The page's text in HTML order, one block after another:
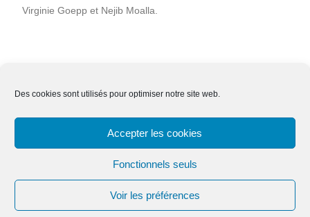
Des cookies sont utilisés pour optimiser notre site web.
Accepter les cookies
Fonctionnels seuls
Voir les préférences
Virginie Goepp et Nejib Moalla.
Nous contacter Adhésion Mentions légales
Effacer ses données
Copyright © Tous droits réservés.